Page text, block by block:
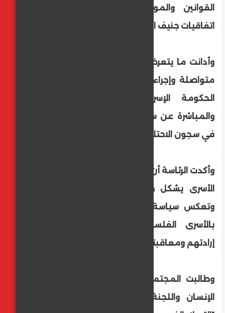
القوانين والمواثيق الدولية، وعلى رأسها
اتفاقيات جنيف الأربعة".
وأدانت ما يتعرض له البرغوثي، من "اعتداءات
متواصلة وإجراءات انتقامية خطيرة"، محمّلة
الحكومة الإسرائيلية المسؤولية الكاملة
والمباشرة عن سلامته وسلامة جميع الأسرى
في سجون الاحتلال.
وأكدت الرئاسة أن "استمرار هذه الانتهاكات بحق
الأسرى يشكل جريمة حرب مكتملة الأركان،
وتعكس سياسة إسرائيلية ممنهجة للتنكيل
بالأسرى الفلسطينيين في محاولة لكسر
إرادتهم ومعاقبتهم جماعيا".
وطالبت المجتمع الدولي ومؤسسات حقوق
الإنسان واللجنة الدولية للصليب الأحمر، بـ